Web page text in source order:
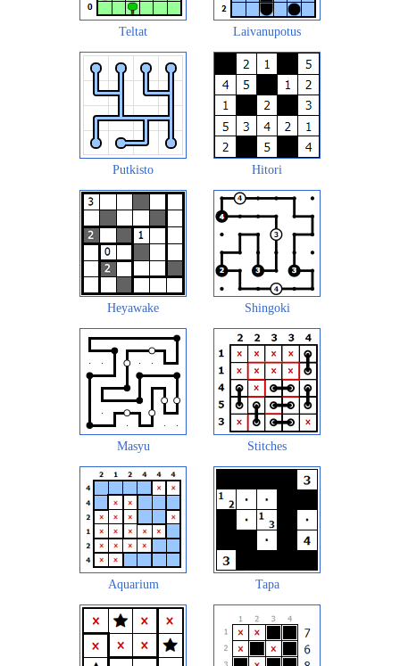
Teltat Laivanupotus
Putkisto Hitori
Heyawake Shingoki
Masyu Stitches
Aquarium Tapa